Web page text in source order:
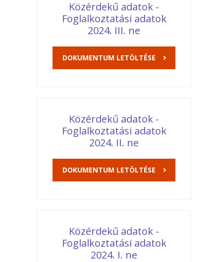
Közérdekű adatok -
Foglalkoztatási adatok
2024. III. ne
DOKUMENTUM LETÖLTÉSE
Közérdekű adatok -
Foglalkoztatási adatok
2024. II. ne
DOKUMENTUM LETÖLTÉSE
Közérdekű adatok -
Foglalkoztatási adatok
2024. I. ne